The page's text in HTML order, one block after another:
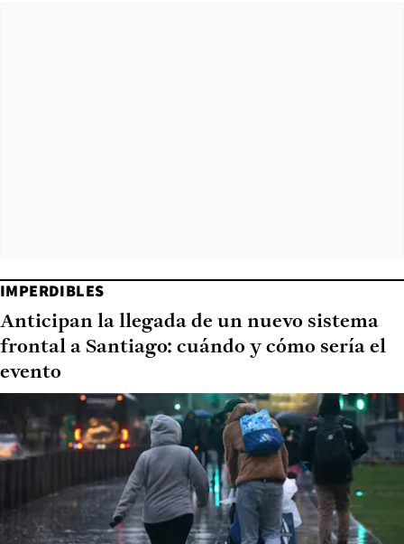
IMPERDIBLES
Anticipan la llegada de un nuevo sistema
frontal a Santiago: cuándo y cómo sería el
evento